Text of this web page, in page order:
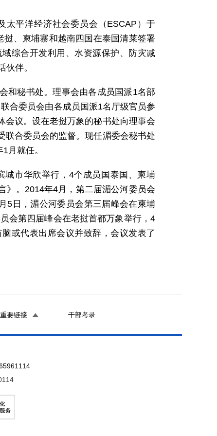
太平洋经济社会委员会（ESCAP）于
挝、柬埔寨和越南四国在泰国清莱签署
综合开发利用、水资源保护、防灾减
伴。
和秘书处。理事会由各成员国派1名部
合委员会由各成员国派1名厅级官员参
会议。设在老挝万象的秘书处向理事会
联合委员会的监督。现任湄委会秘书处
月就任。
城市华欣举行，4个成员国泰国、柬埔
》。2014年4月，第二届湄公河委员会
5日，湄公河委员会第三届峰会在柬埔
会第四届峰会在老挝首都万象举行，4
或代表出席会议并致辞，会议发表了
重要链接 干部考录